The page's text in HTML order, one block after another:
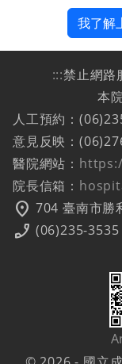
我了解
:::禁止網路
本
人工預約：
意見反映：
醫院網站：
院長信箱：
location_on 704 臺南市勝
phone_enabled (06)235-3535